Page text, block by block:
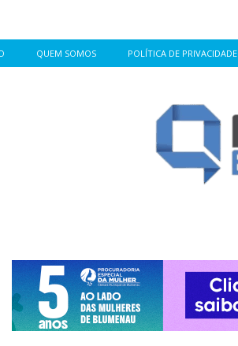
QUEM SOMOS POLÍTICA DE PRIVACIDADE